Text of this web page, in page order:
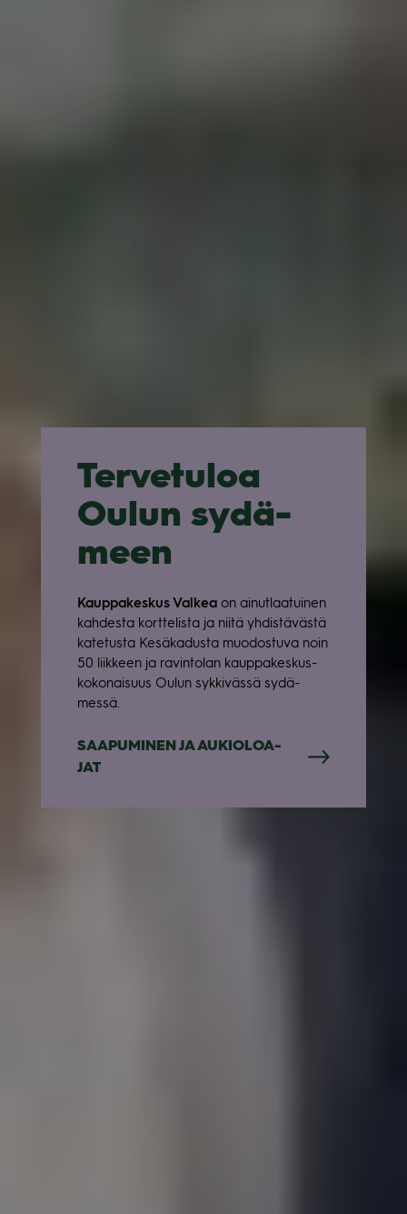
Ter­ve­tu­loa
Oulun sydä­
meen
Kaup­pa­kes­kus Val­keaon ainut­laa­tui­nen
kah­desta kort­te­lista ja niitä yhdis­tä­västä
kate­tusta Kesä­ka­dusta muo­dos­tuva noin
50 liik­keen ja ravin­to­lan kaup­pa­kes­kus­
ko­ko­nai­suus Oulun syk­ki­vässä sydä­
messä.
SAA­PU­MI­NEN JA AUKIO­LOA­
JAT